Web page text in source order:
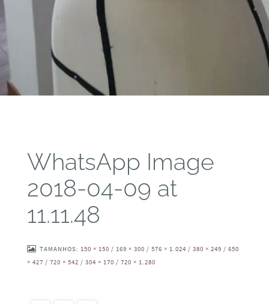
WhatsApp Image
2018-04-09 at
11.11.48
TAMANHOS: 150 × 150 / 169 × 300 / 576 × 1.024 / 380 × 249 / 650
× 427 / 720 × 542 / 304 × 170 / 720 × 1.280